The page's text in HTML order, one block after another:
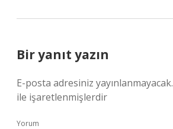
Bir yanıt yazın
E-posta adresiniz yayınlanmayacak.
ile işaretlenmişlerdir
Yorum